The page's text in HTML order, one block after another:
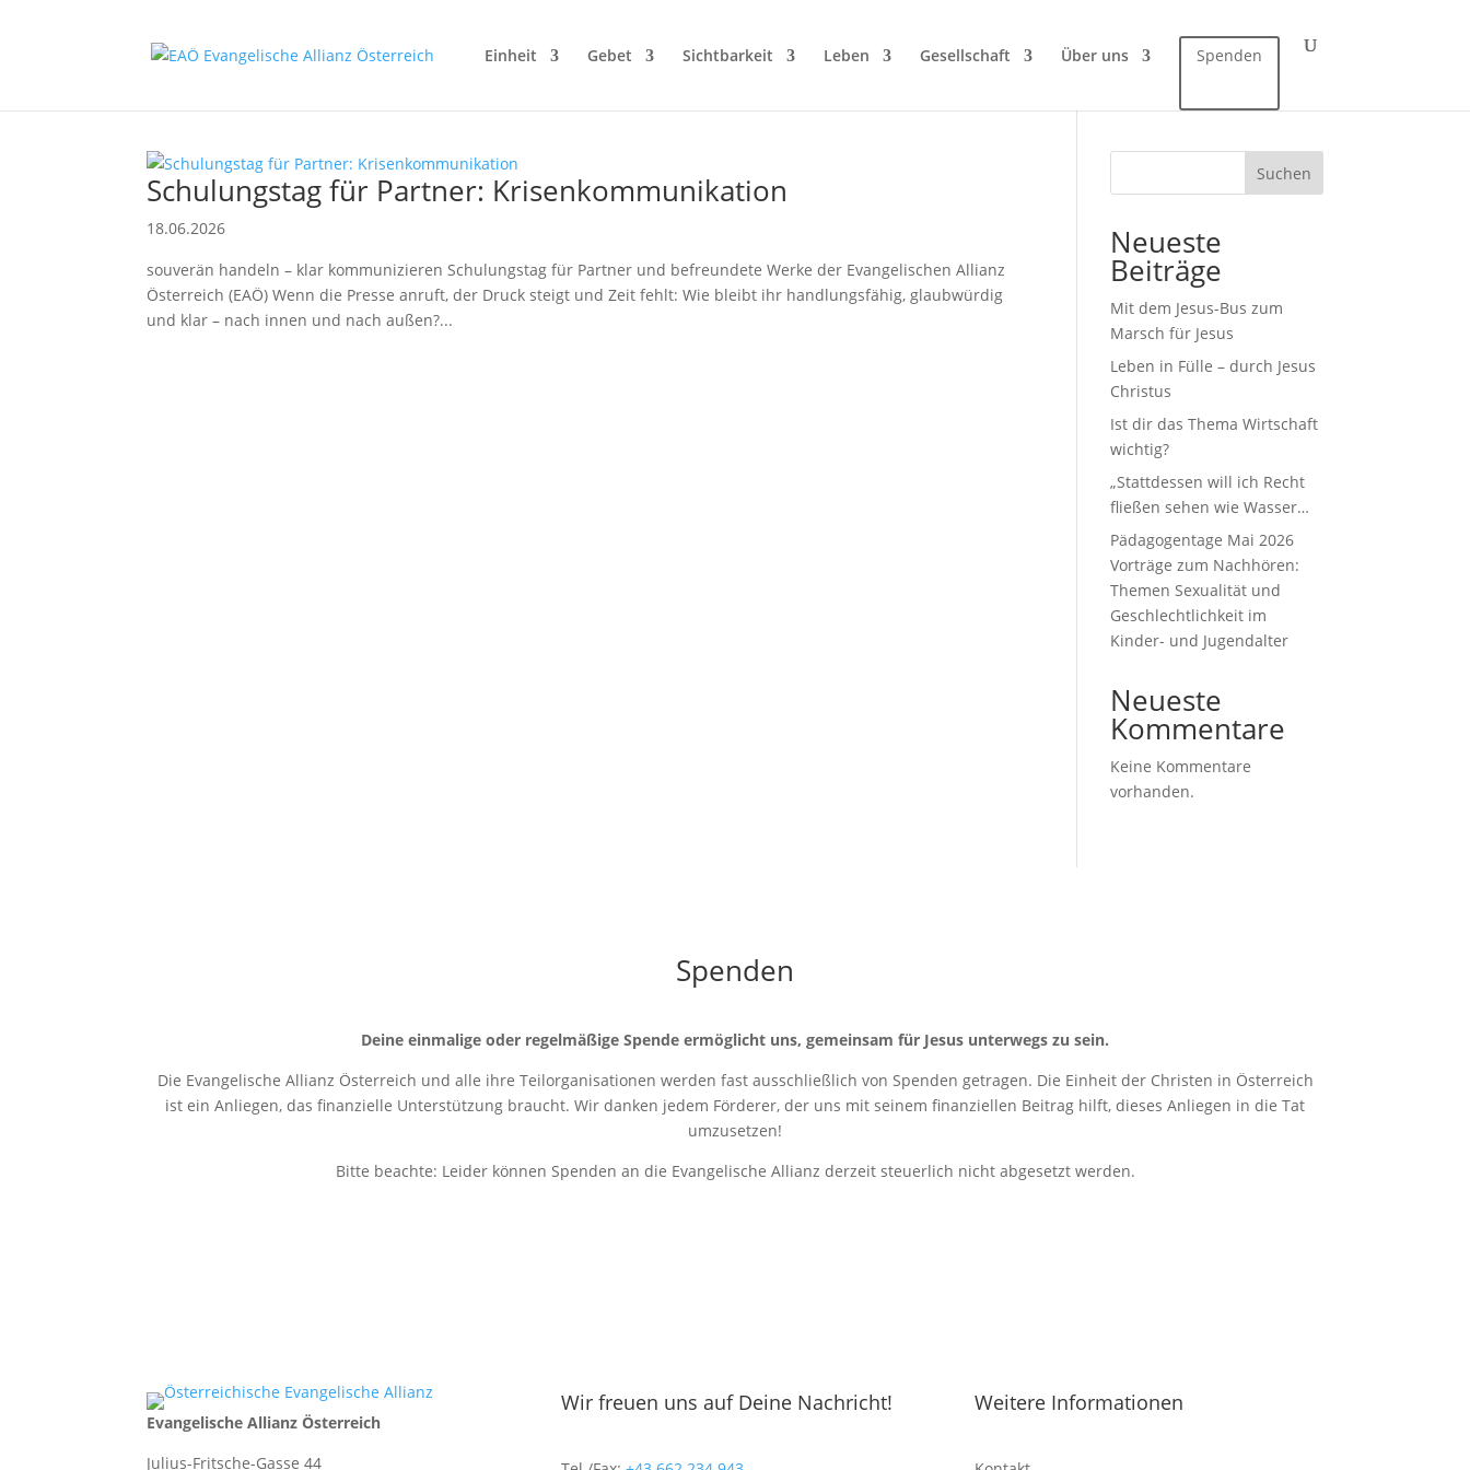
Einheit Gebet Sichtbarkeit Leben Gesellschaft Über uns Spenden
Schulungstag für Partner: Krisenkommunikation
18.06.2026
souverän handeln – klar kommunizieren Schulungstag für Partner und befreundete Werke der Evangelischen Allianz
Österreich (EAÖ) Wenn die Presse anruft, der Druck steigt und Zeit fehlt: Wie bleibt ihr handlungsfähig, glaubwürdig
und klar – nach innen und nach außen?...
Suchen
Neueste
Beiträge
Mit dem Jesus-Bus zum
Marsch für Jesus
Leben in Fülle – durch Jesus
Christus
Ist dir das Thema Wirtschaft
wichtig?
„Stattdessen will ich Recht
fließen sehen wie Wasser…
Pädagogentage Mai 2026
Vorträge zum Nachhören:
Themen Sexualität und
Geschlechtlichkeit im
Kinder- und Jugendalter
Neueste
Kommentare
Keine Kommentare
vorhanden.
Spenden
Deine einmalige oder regelmäßige Spende ermöglicht uns, gemeinsam für Jesus unterwegs zu sein.
Die Evangelische Allianz Österreich und alle ihre Teilorganisationen werden fast ausschließlich von Spenden getragen. Die Einheit der Christen in Österreich
ist ein Anliegen, das finanzielle Unterstützung braucht. Wir danken jedem Förderer, der uns mit seinem finanziellen Beitrag hilft, dieses Anliegen in die Tat
umzusetzen!
Bitte beachte: Leider können Spenden an die Evangelische Allianz derzeit steuerlich nicht abgesetzt werden.
Evangelische Allianz Österreich
Julius-Fritsche-Gasse 44
Wir freuen uns auf Deine Nachricht! Weitere Informationen